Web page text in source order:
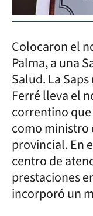
Colocaron el
Palma, a una
Salud. La
Ferré lleva el
correntino
como ministro
provincial. En
centro de
prestaciones
incorporó un